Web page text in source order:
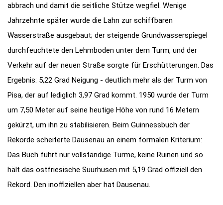
abbrach und damit die seitliche Stütze wegfiel. Wenige
Jahrzehnte später wurde die Lahn zur schiffbaren
Wasserstraße ausgebaut; der steigende Grundwasserspiegel
durchfeuchtete den Lehmboden unter dem Turm, und der
Verkehr auf der neuen Straße sorgte für Erschütterungen. Das
Ergebnis: 5,22 Grad Neigung - deutlich mehr als der Turm von
Pisa, der auf lediglich 3,97 Grad kommt. 1950 wurde der Turm
um 7,50 Meter auf seine heutige Höhe von rund 16 Metern
gekürzt, um ihn zu stabilisieren. Beim Guinnessbuch der
Rekorde scheiterte Dausenau an einem formalen Kriterium:
Das Buch führt nur vollständige Türme, keine Ruinen und so
hält das ostfriesische Suurhusen mit 5,19 Grad offiziell den
Rekord. Den inoffiziellen aber hat Dausenau.